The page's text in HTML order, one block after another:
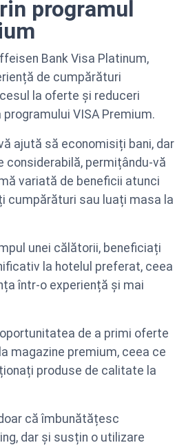
programul
Bank Visa Platinum,
de cumpărături
la oferte și reduceri
VISA Premium.
ajută să economisiți bani, dar
considerabilă, permițându-vă
variată de beneficii atunci
cumpărături sau luați masa la
unei călătorii, beneficiați
la hotelul preferat, ceea
într-o experiență și mai
de a primi oferte
magazine premium, ceea ce
produse de calitate la
că îmbunătățesc
dar și susțin o utilizare